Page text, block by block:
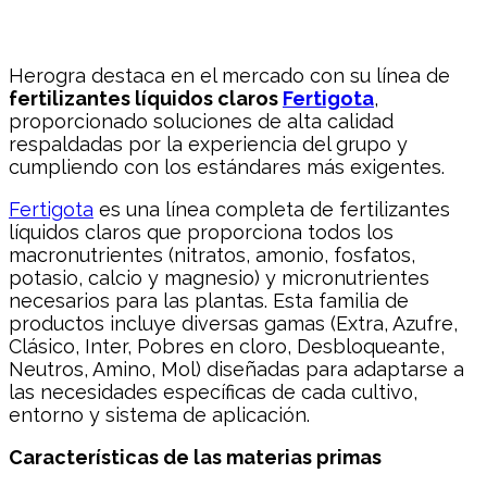
Herogra destaca en el mercado con su línea de
fertilizantes líquidos claros Fertigota,
proporcionado soluciones de alta calidad
respaldadas por la experiencia del grupo y
cumpliendo con los estándares más exigentes.
Fertigota es una línea completa de fertilizantes
líquidos claros que proporciona todos los
macronutrientes (nitratos, amonio, fosfatos,
potasio, calcio y magnesio) y micronutrientes
necesarios para las plantas. Esta familia de
productos incluye diversas gamas (Extra, Azufre,
Clásico, Inter, Pobres en cloro, Desbloqueante,
Neutros, Amino, Mol) diseñadas para adaptarse a
las necesidades específicas de cada cultivo,
entorno y sistema de aplicación.
Características de las materias primas